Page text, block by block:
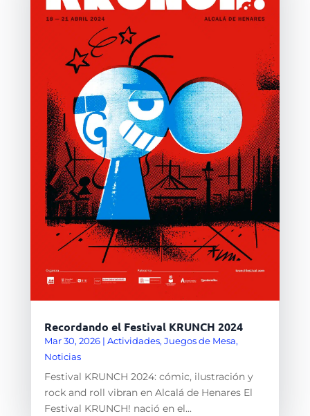
Recordando el Festival KRUNCH 2024
Mar 30, 2026| Actividades, Juegos de Mesa,
Noticias
Festival KRUNCH 2024: cómic, ilustración y
rock and roll vibran en Alcalá de Henares El
Festival KRUNCH! nació en el...